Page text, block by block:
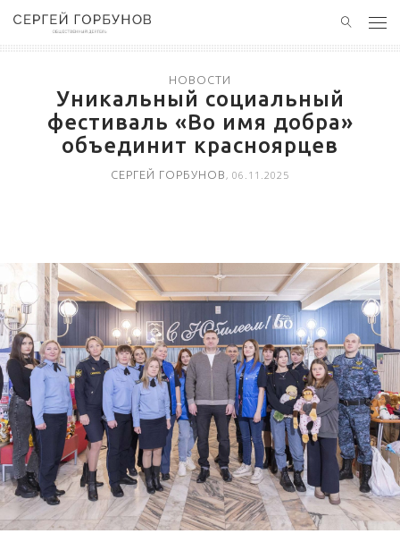
НОВОСТИ
ПОЛЕЗНЫЙ ОПЫТ
НОВОСТИ
Уникальный социальный
фестиваль «Во имя добра»
объединит красноярцев
СЕРГЕЙ ГОРБУНОВ, 06.11.2025